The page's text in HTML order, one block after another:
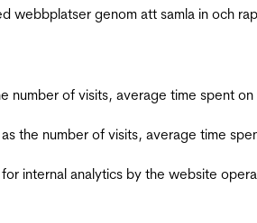
webbplatser genom att samla in och
number of visits, average time spent
the number of visits, average time
internal analytics by the website